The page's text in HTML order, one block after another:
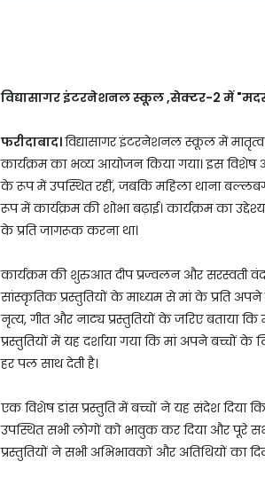
विद्यासागर इंटरनेशनल स्कूल ,सेक्टर-2 में
फरीदाबाद।विद्यासागर इंटरनेशनल स्कूल में
कार्यक्रम का भव्य आयोजन किया गया। इस
के रूप में उपस्थित रहीं, जबकि महिला थाना
रूप में कार्यक्रम की शोभा बढ़ाई। कार्यक्रम का
के प्रति जागरूक करना था।
कार्यक्रम की शुरुआत दीप प्रज्वलन और सरस्वती
सांस्कृतिक प्रस्तुतियों के माध्यम से मां के प्रति
नृत्य, गीत और नाट्य प्रस्तुतियों के जरिए बताया कि
प्रस्तुतियों में यह दर्शाया गया कि मां अपने बच्चों
हर पल साथ देती है।
एक विशेष डांस प्रस्तुति में बच्चों ने यह संदेश दिया
उपस्थित सभी लोगों को भावुक कर दिया और पूरे
प्रस्तुतियों ने सभी अभिभावकों और अतिथियों का